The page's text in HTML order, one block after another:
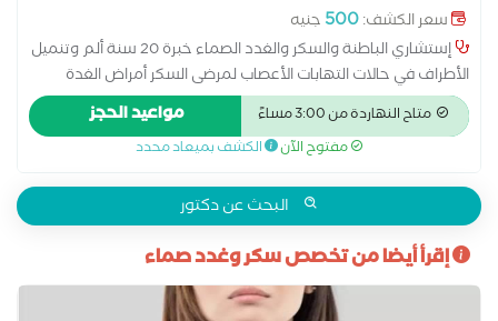
سعر الكشف:500 جنيه
إستشاري الباطنة والسكر والغدد الصماء خبرة 20 سنة ألم وتنميل
الأطراف في حالات التهابات الأعصاب لمرضى السكر أمراض الغدة
الكظرية أمراض الغدد الصماء اضطرابات الغدة النخامية اضطرابات
الهرمونات الجنسية الغدة الدرقية والجار درقية الفشل الكلوي نتيجة
مرض السكر تشخيص سكر الحمل ضبط ضغط الدم والسكر لمرضى
الأول علاج السكر النوع الثاني علاج الضعف الجنسى الناتج عن مرض
السكر علاج سكر الحمل علاج قصر القامة وتأخر البلوغ علاج مرض
السكر متابعة سكر الحمل متابعة سكر بالغين نوع أول وثاني
ومضاعفاته مشكلات الكلى عند مرضى السكر مضاعفات مرض السكر
متاح النهاردة من 3:00 مساءً مواعيد الحجز
مفتوح الآن الكشف بميعاد محدد
البحث عن دكتور
إقرأ أيضا من تخصص سكر وغدد صماء